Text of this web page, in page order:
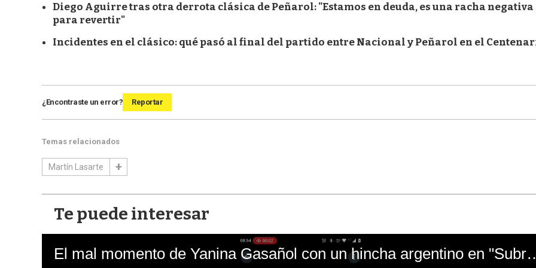
Diego Aguirre tras otra derrota clásica de Peñarol: "Estamos en deuda, es una racha negativa
para revertir"
Incidentes en el clásico: qué pasó al final del partido entre Nacional y Peñarol en el
¿Encontraste un error? Reportar
Temas relacionados
Martín Lasarte
Te puede interesar
El mal momento de Yanina